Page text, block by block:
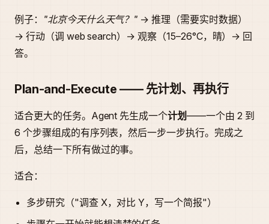
例子： "北京今天什么天气？" → 推理（需要实时数据）
→ 行动（调 web search）→ 观察（15–26°C，晴）→ 回
答。
Plan-and-Execute —— 先计划、再执行
适合更大的任务。Agent 先生成一个计划——一个由 2 到
6 个步骤组成的有序列表，然后一步一步执行。完成之
后，总结一下所有做过的事。
适合：
多步研究（"调查 X，对比 Y，写一个简报"）